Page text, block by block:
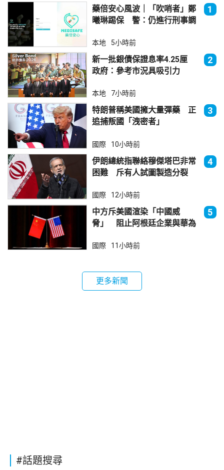
藥倍安心風波｜「吹哨者」鄭
曦琳踢保 警：仍進行刑事調
1
本地 5小時前
新一批銀債保證息率4.25厘
政府：參考市況具吸引力
2
本地 7小時前
特朗普稱美國擁大量彈藥 正
追捕叛國「洩密者」
3
國際 10小時前
伊朗總統指聯絡穆傑塔巴非常
困難 斥有人試圖製造分裂
4
國際 12小時前
中方斥美國渲染「中國威
脅」 阻止阿根廷企業與華為
5
國際 11小時前
更多新聞
#話題搜尋